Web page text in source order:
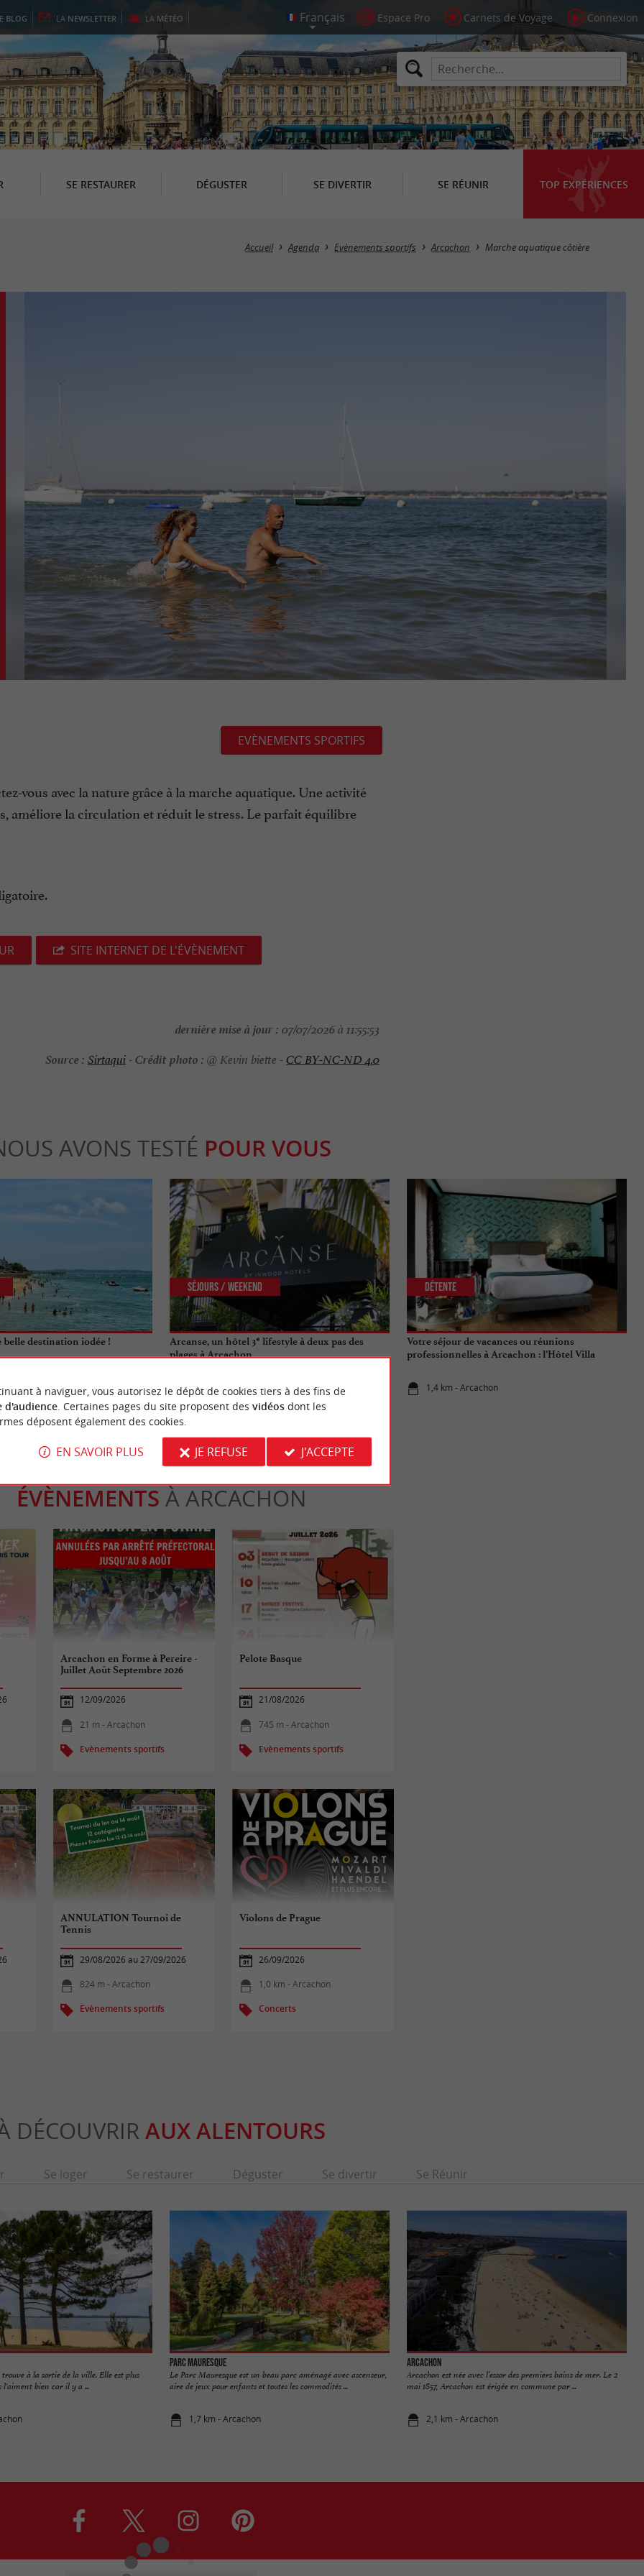
BLOG LA NEWSLETTER LA MÉTÉO Espace Pro Carnets de Voyage Connexion
SE RESTAURER DÉGUSTER SE DIVERTIR SE RÉUNIR TOP EXPÉRIENCES
Accueil Agenda Evènements sportifs Arcachon Marche aquatique côtière
EVÈNEMENTS SPORTIFS
vous avec la nature grâce à la marche aquatique. Une activité
améliore la circulation et réduit le stress. Le parfait équilibre
SITE INTERNET DE L'ÉVÈNEMENT
dernière mise à jour : 07/07/2026 à 11:55:53
Source : Sirtaqui-Crédit photo : @ Kevin biette -CC BY-NC-ND 4.0
AVONS TESTÉ POUR VOUS
destination iodée !
Arcanse, un hôtel 3* lifestyle à deux pas des
plages à Arcachon
1,4 km - Arcachon
Séjours / Weekend
Votre séjour de vacances ou réunions
professionnelles à Arcachon : l’Hôtel Villa
1,4 km - Arcachon
Détente
ÉVÈNEMENTS À ARCACHON
Arcachon en Forme à Pereire -
Juillet Août Septembre 2026
12/09/2026
21 m - Arcachon
Evènements sportifs
Pelote Basque
21/08/2026
745 m - Arcachon
Evènements sportifs
ANNULATION Tournoi de
Tennis
29/08/2026 au 27/09/2026
824 m - Arcachon
Evènements sportifs
Violons de Prague
26/09/2026
1,0 km - Arcachon
Concerts
DÉCOUVRIR AUX ALENTOURS
Se loger Se restaurer Déguster Se divertir Se Réunir
à la sortie de la ville. Elle est plus
l'aiment bien car il y a ...
Parc Mauresque
Le Parc Mauresque est un beau parc aménagé avec ascenseur,
aire de jeux pour enfants et toutes les commodités ...
1,7 km - Arcachon
Arcachon
Arcachon est née avec l’essor des premiers bains de mer. Le 2
mai 1857, Arcachon est érigée en commune par ...
2,1 km - Arcachon
à naviguer, vous autorisez le dépôt de cookies tiers à des fins de
d'audience. Certaines pages du site proposent des vidéosdont les
déposent également des cookies.
EN SAVOIR PLUS JE REFUSE J'ACCEPTE